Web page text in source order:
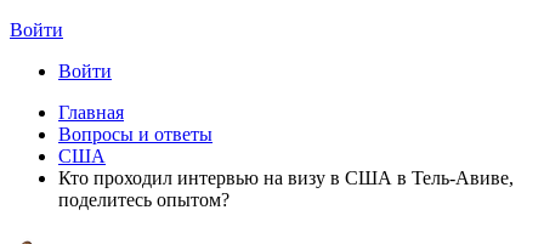
Войти
Войти
Главная
Вопросы и ответы
США
Кто проходил интервью на визу в США в Тель-Авиве,
поделитесь опытом?